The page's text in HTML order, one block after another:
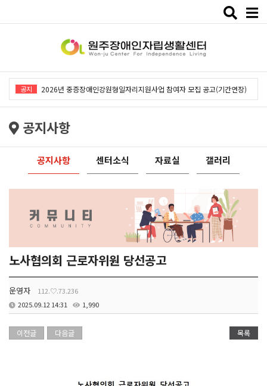
Toggle
공지 2026년 중증장애인강원형일자리지원사업 참여자 모집 공고(기간연장)
2026년 원주장애인자립생활센터 사회복지사 채용공고
2026년 중증장애인동료상담사업 동료상담가 모집공고
2026년 중증장애인강원형일자리지원사업 참여자 모집 공고(기간연장)
2026년 원주장애인자립생활센터 사회복지사 채용공고
2026년 중증장애인동료상담사업 동료상담가 모집공고
2026년 중증장애인강원형일자리사업 참여자 모집 공고
공지사항
공지사항 센터소식 자료실 갤러리
노사협의회 근로자위원 당선공고
운영자
112.♡.73.236
2025.09.12 14:31
1,990
이전글 다음글 목록